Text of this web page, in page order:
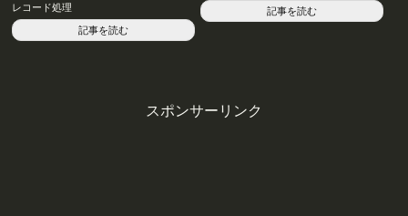
レコード処理
記事を読む
記事を読む
スポンサーリンク